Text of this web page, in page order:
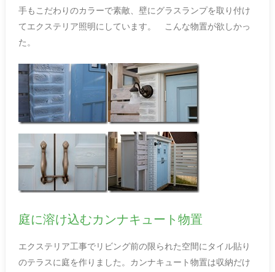
手もこだわりのカラーで素敵、壁にグラスランプを取り付け
てエクステリア照明にしています。 こんな物置が欲しかっ
た。
庭に溶け込むカンナキュート物置
エクステリア工事でリビング前の限られた空間にタイル貼り
のテラスに庭を作りました。カンナキュート物置は収納だけ